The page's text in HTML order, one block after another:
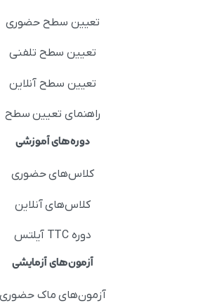
تعیین سطح حضوری
تعیین سطح تلفنی
تعیین سطح آنلاین
راهنمای تعیین سطح
دوره‌های آموزشی
کلاس‌های حضوری
کلاس‌های آنلاین
دوره TTC آیلتس
آزمون‌های آزمایشی
آزمون‌های ماک حضوری